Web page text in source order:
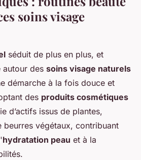
soins visage
séduit de plus en plus, et
autour des soins visage naturels
démarche à la fois douce et
des produits cosmétiques
d’actifs issus de plantes,
beurres végétaux, contribuant
hydratation peau et à la